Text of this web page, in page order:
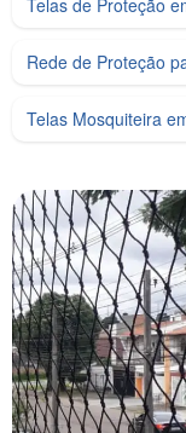
Telas de Proteção
Rede de Proteção
Telas Mosquiteira